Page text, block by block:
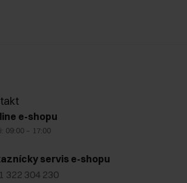
e-shopu
09:00 – 17:00
servis e-shopu
322 304 230